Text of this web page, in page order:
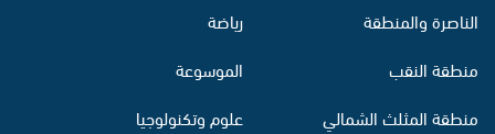
الناصرة والمنطقة
منطقة النقب
منطقة المثلث الشمالي
رياضة
الموسوعة
علوم وتكنولوجيا